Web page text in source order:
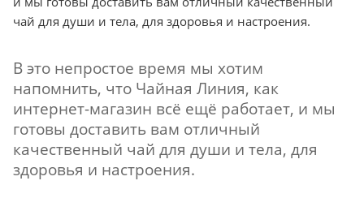
чай для души и тела, для здоровья и настроения.
В это непростое время мы хотим
напомнить, что Чайная Линия, как
интернет-магазин всё ещё работает, и мы
готовы доставить вам отличный
качественный чай для души и тела, для
здоровья и настроения.